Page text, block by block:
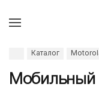
Каталог
Мобильный